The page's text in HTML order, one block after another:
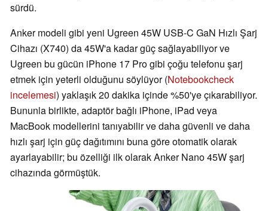
sürdü.
Anker modeli gibi yeni Ugreen 45W USB-C GaN Hızlı Şarj
Cihazı (X740) da 45W'a kadar güç sağlayabiliyor ve
Ugreen bu gücün iPhone 17 Pro gibi çoğu telefonu şarj
etmek için yeterli olduğunu söylüyor (Notebookcheck
incelemesi) yaklaşık 20 dakika içinde %50'ye çıkarabiliyor.
Bununla birlikte, adaptör bağlı iPhone, iPad veya
MacBook modellerini tanıyabilir ve daha güvenli ve daha
hızlı şarj için güç dağıtımını buna göre otomatik olarak
ayarlayabilir; bu özelliği ilk olarak Anker Nano 45W şarj
cihazında görmüştük.